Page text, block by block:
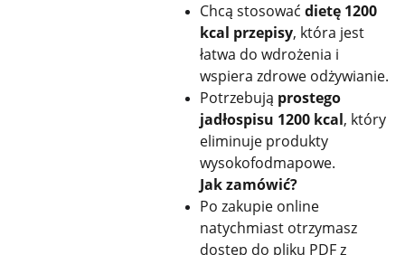
Chcą stosować dietę 1200
kcal przepisy, która jest
łatwa do wdrożenia i
wspiera zdrowe odżywianie.
Potrzebują prostego
jadłospisu 1200 kcal, który
eliminuje produkty
wysokofodmapowe.
Jak zamówić?
Po zakupie online
natychmiast otrzymasz
dostęp do pliku PDF z